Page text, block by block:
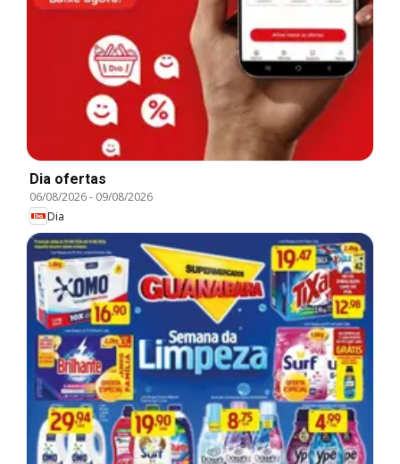
Dia ofertas
06/08/2026- 09/08/2026
Dia